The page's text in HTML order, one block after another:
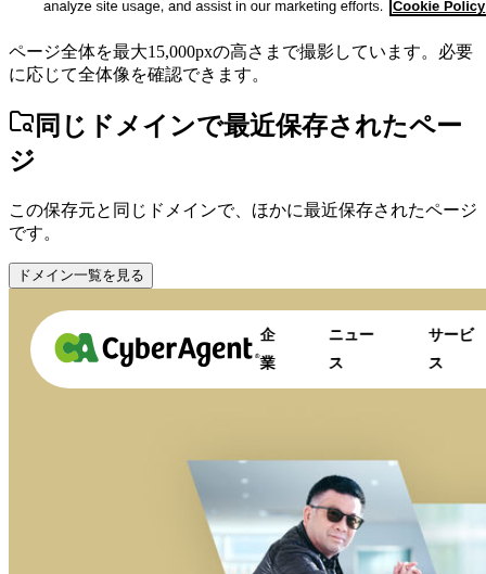
ページ全体を最大15,000pxの高さまで撮影しています。必要
に応じて全体像を確認できます。
同じドメインで最近保存されたペー
ジ
この保存元と同じドメインで、ほかに最近保存されたページ
です。
ドメイン一覧を見る